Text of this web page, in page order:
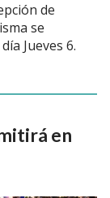
de
se
Jueves 6.
en